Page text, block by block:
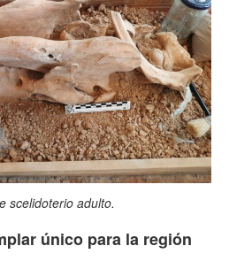
scelidoterio adulto.
único para la región